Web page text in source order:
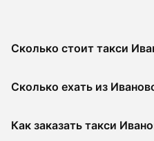
Сколько стоит такси
Сколько ехать из
Как заказать такси